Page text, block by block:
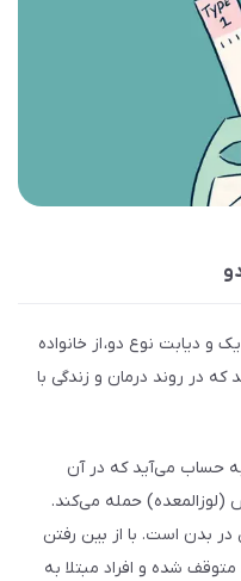
و دیابت نوع دو، از خانواده
که در روند درمان و زندگی با
حساب می‌آید که در آن
حمله می‌کند.
بدن است. با از بین رفتن
شده و افراد مبتلا به